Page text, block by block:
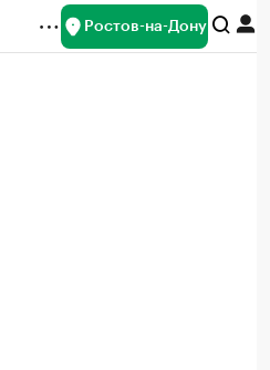
Ростов-на-Дону